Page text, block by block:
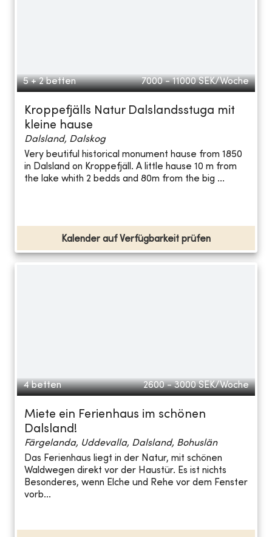
5 + 2 betten 7000 - 11000 SEK/Woche
Kroppefjälls Natur Dalslandsstuga mit
kleine hause
Dalsland, Dalskog
Very beutiful historical monument hause from 1850
in Dalsland on Kroppefjäll. A little hause 10 m from
the lake whith 2 bedds and 80m from the big ...
Kalender auf Verfügbarkeit prüfen
4 betten 2600 - 3000 SEK/Woche
Miete ein Ferienhaus im schönen
Dalsland!
Färgelanda, Uddevalla, Dalsland, Bohuslän
Das Ferienhaus liegt in der Natur, mit schönen
Waldwegen direkt vor der Haustür. Es ist nichts
Besonderes, wenn Elche und Rehe vor dem Fenster
vorb...